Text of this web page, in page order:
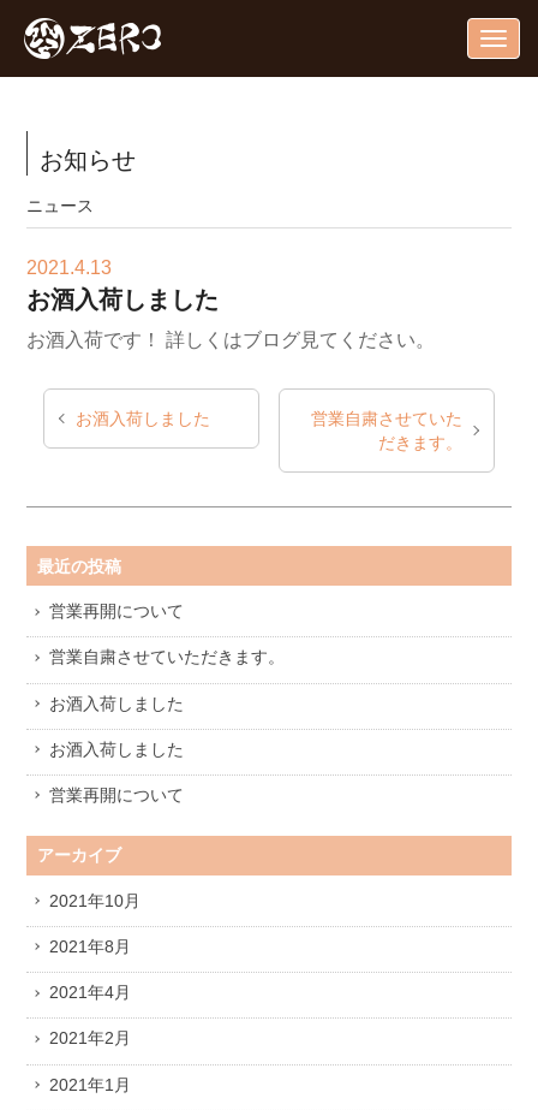
お知らせ
ニュース
2021.4.13
お酒入荷しました
お酒入荷です！ 詳しくはブログ見てください。
お酒入荷しました
営業自粛させていた
だきます。
最近の投稿
営業再開について
営業自粛させていただきます。
お酒入荷しました
お酒入荷しました
営業再開について
アーカイブ
2021年10月
2021年8月
2021年4月
2021年2月
2021年1月